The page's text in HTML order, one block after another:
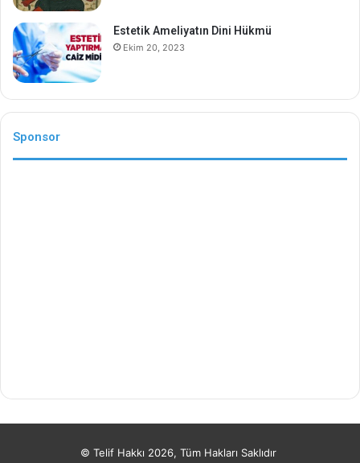
Estetik Ameliyatın Dini Hükmü
Ekim 20, 2023
Sponsor
© Telif Hakkı 2026, Tüm Hakları Saklıdır